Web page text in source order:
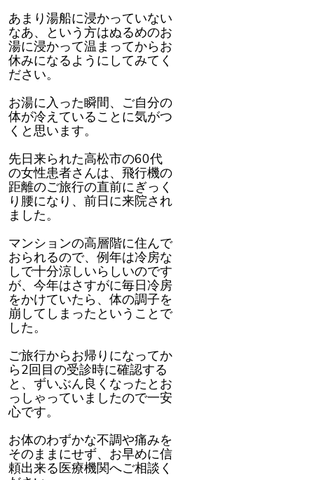
あまり湯船に浸かっていない
なあ、という方はぬるめのお
湯に浸かって温まってからお
休みになるようにしてみてく
ださい。
お湯に入った瞬間、ご自分の
体が冷えていることに気がつ
くと思います。
先日来られた高松市の60代
の女性患者さんは、飛行機の
距離のご旅行の直前にぎっく
り腰になり、前日に来院され
ました。
マンションの高層階に住んで
おられるので、例年は冷房な
しで十分涼しいらしいのです
が、今年はさすがに毎日冷房
をかけていたら、体の調子を
崩してしまったということで
した。
ご旅行からお帰りになってか
ら2回目の受診時に確認する
と、ずいぶん良くなったとお
っしゃっていましたので一安
心です。
お体のわずかな不調や痛みを
そのままにせず、お早めに信
頼出来る医療機関へご相談く